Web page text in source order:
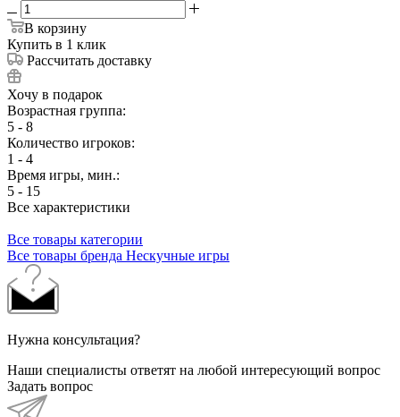
В корзину
Купить в 1 клик
Рассчитать доставку
Хочу в подарок
Возрастная группа:
5 - 8
Количество игроков:
1 - 4
Время игры, мин.:
5 - 15
Все характеристики
Все товары категории
Все товары бренда Нескучные игры
Нужна консультация?
Наши специалисты ответят на любой интересующий вопрос
Задать вопрос